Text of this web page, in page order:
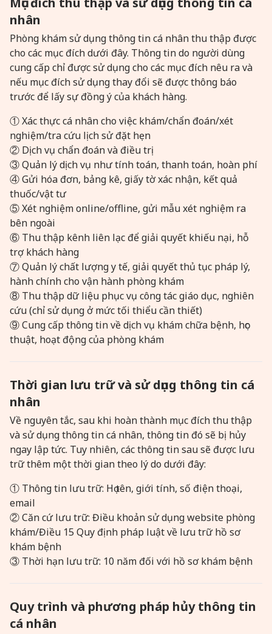
nhân
Phòng khám sử dụng thông tin cá nhân thu thập được
cho các mục đích dưới đây. Thông tin do người dùng
cung cấp chỉ được sử dụng cho các mục đích nêu ra và
nếu mục đích sử dụng thay đổi sẽ được thông báo
trước để lấy sự đồng ý của khách hàng.
① Xác thực cá nhân cho việc khám/chẩn đoán/xét
nghiệm/tra cứu lịch sử đặt hẹn
② Dịch vụ chẩn đoán và điều trị
③ Quản lý dịch vụ như tính toán, thanh toán, hoàn phí
④ Gửi hóa đơn, bảng kê, giấy tờ xác nhận, kết quả
thuốc/vật tư
⑤ Xét nghiệm online/offline, gửi mẫu xét nghiệm ra
bên ngoài
⑥ Thu thập kênh liên lạc để giải quyết khiếu nại, hỗ
trợ khách hàng
⑦ Quản lý chất lượng y tế, giải quyết thủ tục pháp lý,
hành chính cho vận hành phòng khám
⑧ Thu thập dữ liệu phục vụ công tác giáo dục, nghiên
cứu (chỉ sử dụng ở mức tối thiểu cần thiết)
⑨ Cung cấp thông tin về dịch vụ khám chữa bệnh, học
thuật, hoạt động của phòng khám
Thời gian lưu trữ và sử dụng thông tin cá
nhân
Về nguyên tắc, sau khi hoàn thành mục đích thu thập
và sử dụng thông tin cá nhân, thông tin đó sẽ bị hủy
ngay lập tức. Tuy nhiên, các thông tin sau sẽ được lưu
trữ thêm một thời gian theo lý do dưới đây:
① Thông tin lưu trữ: Họ tên, giới tính, số điện thoại,
email
② Căn cứ lưu trữ: Điều khoản sử dụng website phòng
khám/Điều 15 Quy định pháp luật về lưu trữ hồ sơ
khám bệnh
③ Thời hạn lưu trữ: 10 năm đối với hồ sơ khám bệnh
Quy trình và phương pháp hủy thông tin
cá nhân